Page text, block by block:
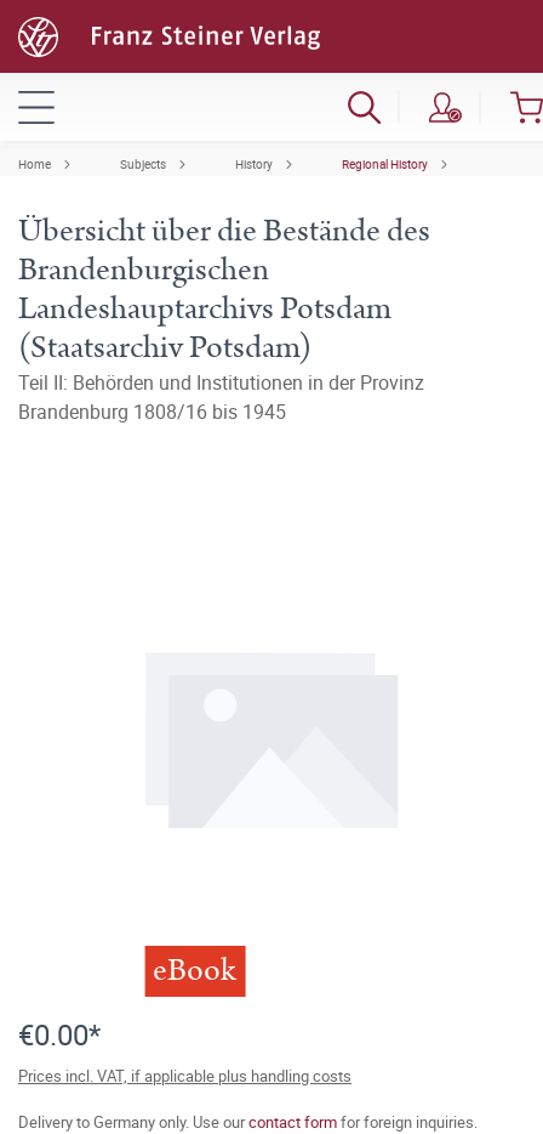
Home Subjects History Regional History
Übersicht über die Bestände des
Brandenburgischen
Landeshauptarchivs Potsdam
(Staatsarchiv Potsdam)
Teil II: Behörden und Institutionen in der Provinz
Brandenburg 1808/16 bis 1945
eBook
€0.00*
Prices incl. VAT, if applicable plus handling costs
Delivery to Germany only. Use ourcontact formfor foreign inquiries.